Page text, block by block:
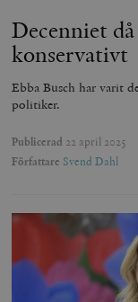
Decenniet
konservativt
Ebba Busch har varit
politiker.
Publicerad 22 april 2025
Författare Svend Dahl